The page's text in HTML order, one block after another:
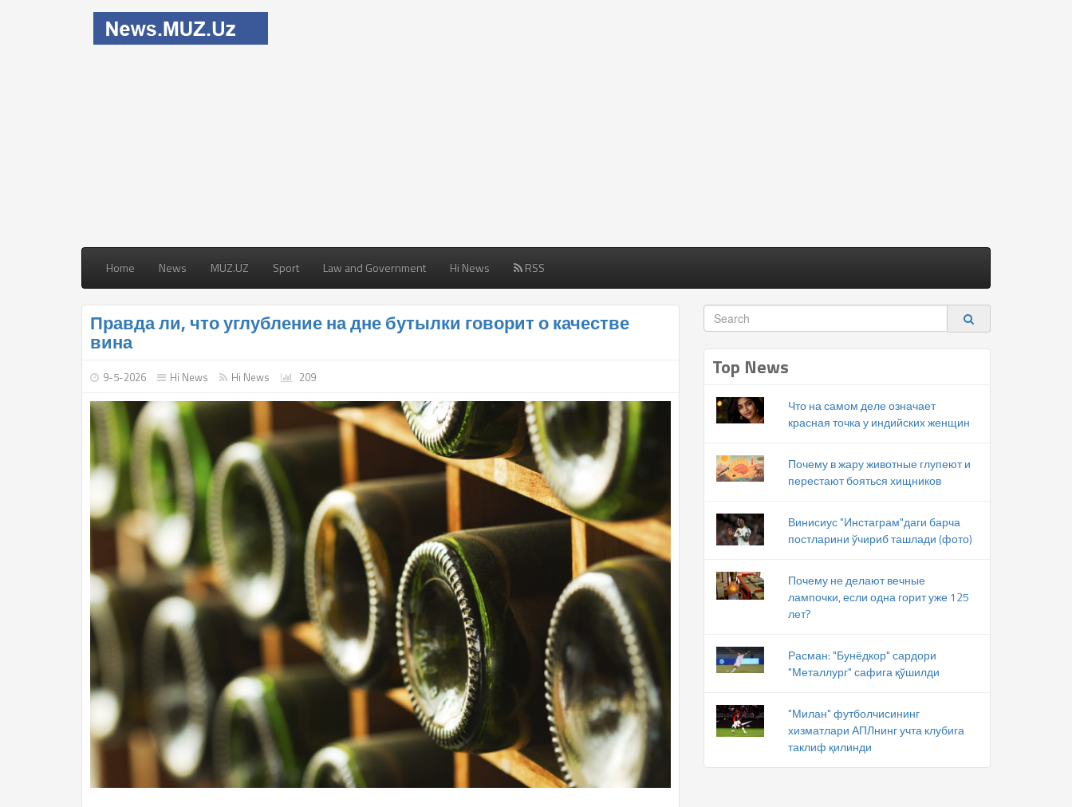
Home News MUZ.UZ Sport Law and Government Hi News RSS
Правда ли, что углубление на дне бутылки говорит о качестве
вина
9-5-2026 Hi News Hi News 209 Top News
Что на самом деле означает
красная точка у индийских женщин
Почему в жару животные глупеют и
перестают бояться хищников
Винисиус "Инстаграм"даги барча
постларини ўчириб ташлади (фото)
Почему не делают вечные
лампочки, если одна горит уже 125
лет?
Расман: "Бунёдкор" сардори
"Металлург" сафига қўшилди
"Милан" футболчисининг
хизматлари АПЛнинг учта клубига
таклиф қилинди